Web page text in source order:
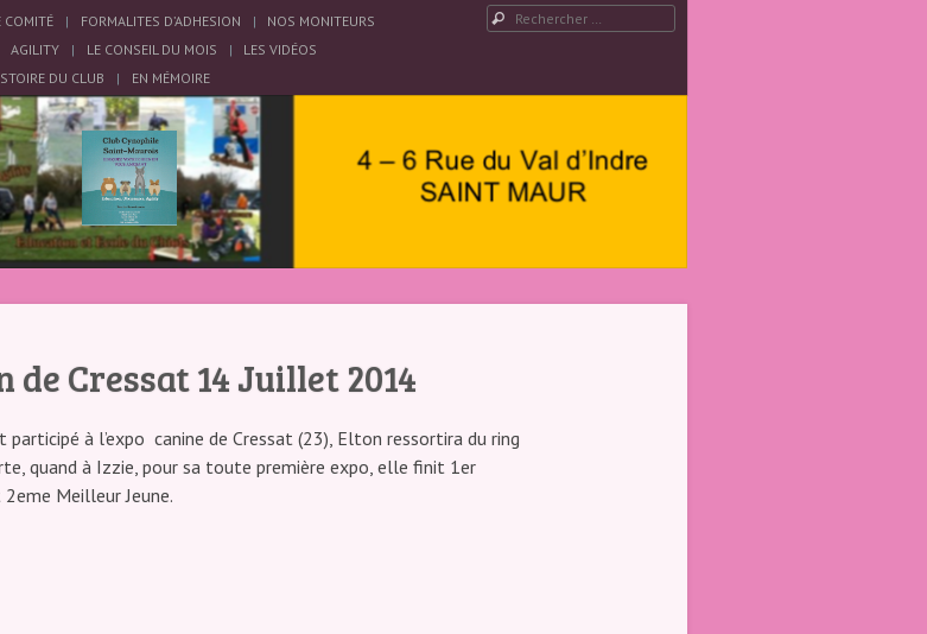
COMITÉ FORMALITES D’ADHESION
NOS MONITEURS
AGILITY LE CONSEIL DU MOIS
LES VIDÉOS
DU CLUB EN MÉMOIRE
Rechercher
de Cressat 14 Juillet 2014
à l’expo canine de Cressat (23), Elton ressortira du ring
quand à Izzie, pour sa toute première expo, elle finit 1er
Meilleur Jeune.